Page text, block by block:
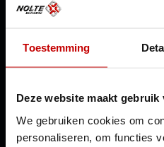
Toestemming
Deze website maakt gebruik
We gebruiken cookies om
personaliseren, om functies
Nederland
Dependance Moldavië
Crown Plaza Park
Strada Columna 102 Chișinău
Dependance Duitsland
Hansastr 216
13051 Berlin